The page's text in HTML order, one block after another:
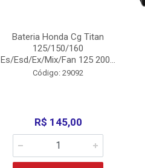
Bateria Honda Cg Titan
125/150/160
Es/Esd/Ex/Mix/Fan 125 200...
Código: 29092
R$ 145,00